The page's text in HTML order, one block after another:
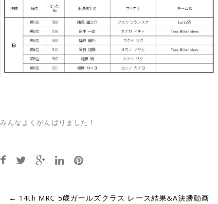
みんなよくがんばりました！
Post
← 14th MRC 5歳ガールズクラス レース結果&A決勝動画